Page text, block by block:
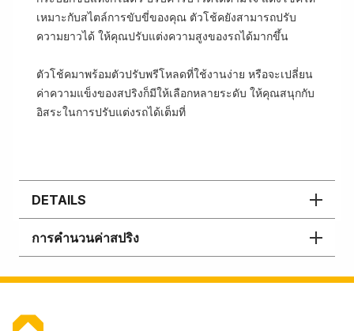
เหมาะกับสไตล์การขับขี่ของคุณ ตัวโช้คยังสามารถปรับ
ความยาวได้ ให้คุณปรับแต่งความสูงของรถได้มากขึ้น
ตัวโช้คมาพร้อมตัวปรับพรีโหลดที่ใช้งานง่าย หรือจะเปลี่ยน
ค่าความแข็งของสปริงก็มีให้เลือกหลายระดับ ให้คุณสนุกกับ
อิสระในการปรับแต่งรถได้เต็มที่
DETAILS
การคำนวนค่าสปริง